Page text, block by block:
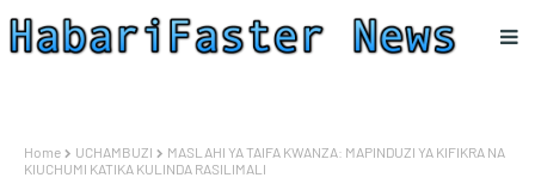
Home UCHAMBUZI
MASLAHI YA TAIFA KWANZA: MAPINDUZI YA KIFIKRA NA
KIUCHUMI KATIKA KULINDA RASILIMALI